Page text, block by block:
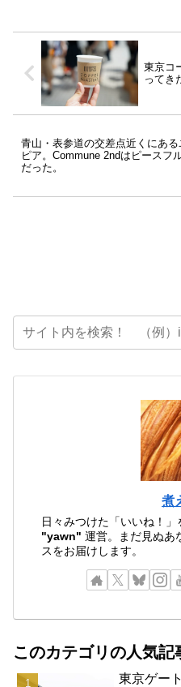
東京コ
ってき
青山・表参道の交差点近くにある
ピア。Commune 2ndはピースフ
だった。
煮
日々みつけた「いいね！
"yawn" 運営。まだ見ぬあ
スをお届けします。
このカテゴリの人気記
東京ゲー